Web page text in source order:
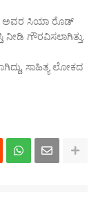
ಅವರ ಸಿಯಾ ರೊಡ್
ನೀಡಿ ಗೌರವಿಸಲಾಗಿತ್ತು.
ಸಾಹಿತ್ಯ ಲೋಕದ